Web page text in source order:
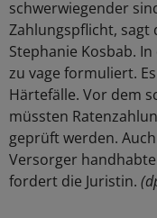
schwerwiegender
Zahlungspflicht, sagt
Stephanie Kosbab.
zu vage formuliert.
Härtefälle. Vor dem
müssten
geprüft werden.
Versorger
fordert die Juristin.